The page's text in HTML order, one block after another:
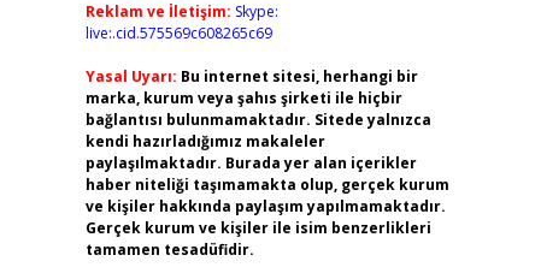
Reklam ve İletişim: Skype:
live:.cid.575569c608265c69
Yasal Uyarı: Bu internet sitesi, herhangi bir
marka, kurum veya şahıs şirketi ile hiçbir
bağlantısı bulunmamaktadır. Sitede yalnızca
kendi hazırladığımız makaleler
paylaşılmaktadır. Burada yer alan içerikler
haber niteliği taşımamakta olup, gerçek kurum
ve kişiler hakkında paylaşım yapılmamaktadır.
Gerçek kurum ve kişiler ile isim benzerlikleri
tamamen tesadüfidir.